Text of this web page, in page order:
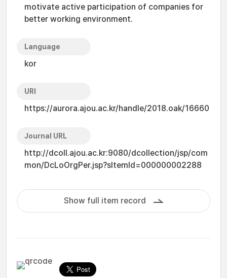
motivate active participation of companies for
better working environment.
Language
kor
URI
https://aurora.ajou.ac.kr/handle/2018.oak/16660
Journal URL
http://dcoll.ajou.ac.kr:9080/dcollection/jsp/com
mon/DcLoOrgPer.jsp?sItemId=000000002288
Show full item record